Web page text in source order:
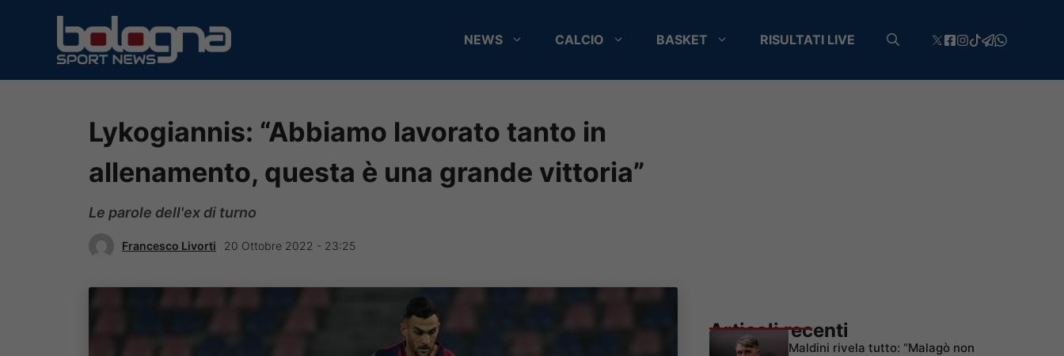
contenuto
NEWS CALCIO BASKET RISULTATI LIVE
Lykogiannis: “Abbiamo lavorato tanto in
allenamento, questa è una grande vittoria”
Le parole dell'ex di turno
Francesco Livorti 20 Ottobre 2022 - 23:25
Articoli recenti
Maldini rivela tutto: “Malagò non